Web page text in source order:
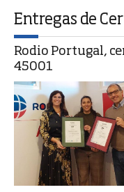
Entregas de
Rodio Portugal,
45001